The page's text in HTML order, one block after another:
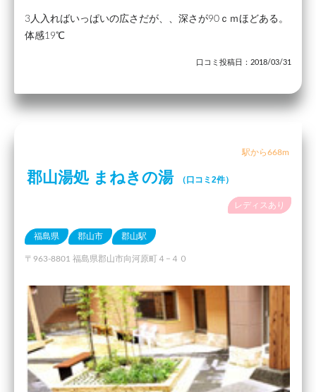
3人入ればいっぱいの広さだが、、深さが90ｃｍほどある。
体感19℃
口コミ投稿日：2018/03/31
駅から668m
郡山湯処 まねきの湯 （口コミ2件）
レディスあり
福島県 郡山市 郡山駅
〒963-8801 福島県郡山市向河原町４−４０